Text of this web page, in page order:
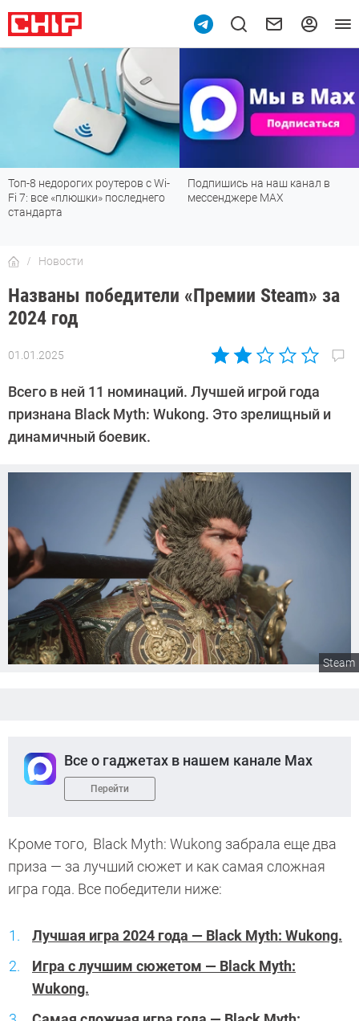
Топ-8 недорогих роутеров с Wi-
Fi 7: все «плюшки» последнего
стандарта
Подпишись на наш канал в
мессенджере МАХ
Новости
Названы победители «Премии Steam» за
2024 год
01.01.2025
Автор:
Калашников
Всего в ней 11 номинаций. Лучшей игрой года
признана Black Myth: Wukong. Это зрелищный и
динамичный боевик.
Steam
Все о гаджетах в нашем канале Max
Перейти
Кроме того, Black Myth: Wukong забрала еще два
приза — за лучший сюжет и как самая сложная
игра года. Все победители ниже:
Лучшая игра 2024 года — Black Myth: Wukong.
Игра с лучшим сюжетом — Black Myth:
Wukong.